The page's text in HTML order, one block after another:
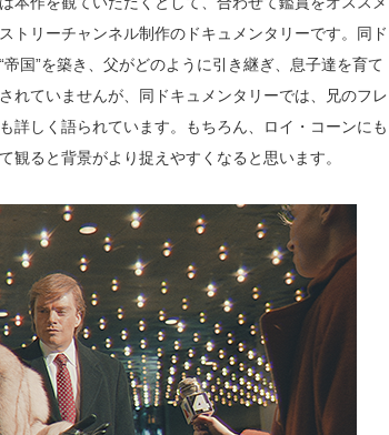
トリーチャンネル制作のドキュメンタリーです。同ド
国”を築き、父がどのように引き継ぎ、息子達を育て
れていませんが、同ドキュメンタリーでは、兄のフレ
詳しく語られています。もちろん、ロイ・コーンにも
ると背景がより捉えやすくなると思います。